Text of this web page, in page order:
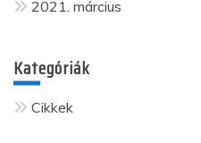
2021. március
Kategóriák
Cikkek